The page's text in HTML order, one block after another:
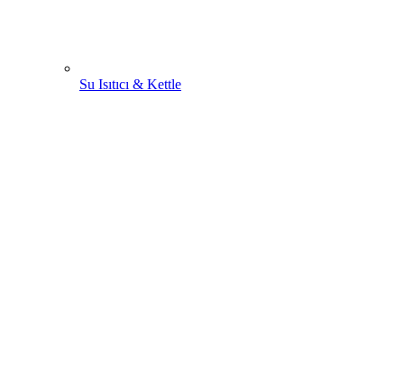
Su Isıtıcı & Kettle